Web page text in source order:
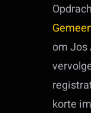
om Jos
korte